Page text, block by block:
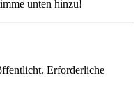
unten hinzu!
Erforderliche